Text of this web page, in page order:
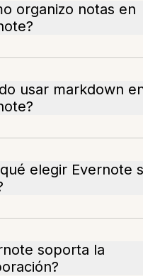
organizo notas en
usar markdown
elegir Evernote
soporta la